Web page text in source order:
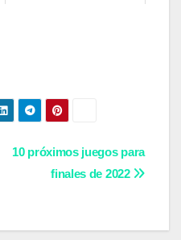
10 próximos juegos para
finales de 2022